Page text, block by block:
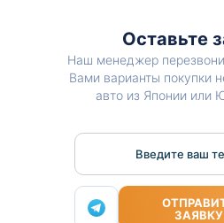
Оставьте
Наш менеджер
Вами варианты покупки
авто из Японии или
Введите ваш
ЗАЯВКУ